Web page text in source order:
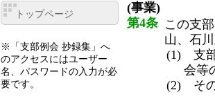
トップページ
※「支部例会 抄録集」へ
のアクセスにはユーザー
名、パスワードの入力が必
要です。
(事業)
第4条 この支
山、石
(1) 支部
会等
(2) その